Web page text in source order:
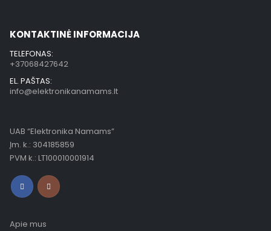
KONTAKTINĖ INFORMACIJA
TELEFONAS:
+37068427642
EL. PAŠTAS:
info@elektronikanamams.lt
UAB “Elektronika Namams”
Įm. k.: 304185859
PVM k.: LT100010001914
Apie mus